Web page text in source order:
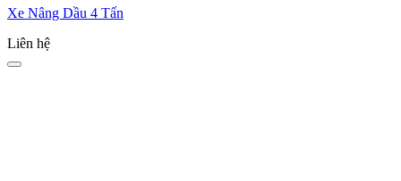
Xe Nâng Dầu 4 Tấn
Liên hệ